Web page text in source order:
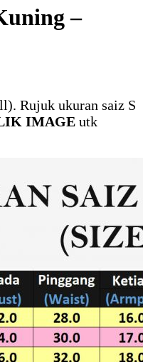
–
Rujuk ukuran saiz S
IMAGE utk